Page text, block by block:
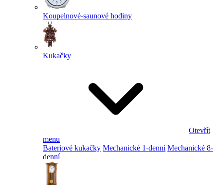
Koupelnové-saunové hodiny
Kukačky
Otevřít
menu
Bateriové kukačky Mechanické 1-denní Mechanické 8-
denní